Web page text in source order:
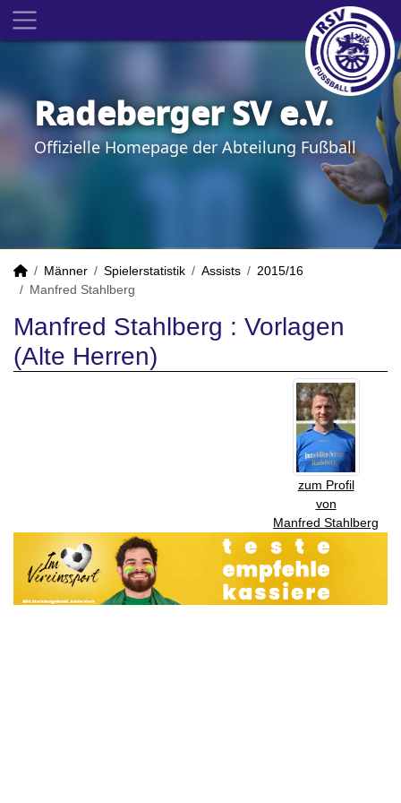
Radeberger SV e.V.
Offizielle Homepage der Abteilung Fußball
Männer Spielerstatistik Assists
2015/16
Manfred Stahlberg
Manfred Stahlberg : Vorlagen
(Alte Herren)
zum Profil
von
Manfred Stahlberg